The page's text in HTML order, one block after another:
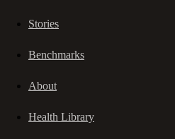
Stories
Benchmarks
About
Health Library